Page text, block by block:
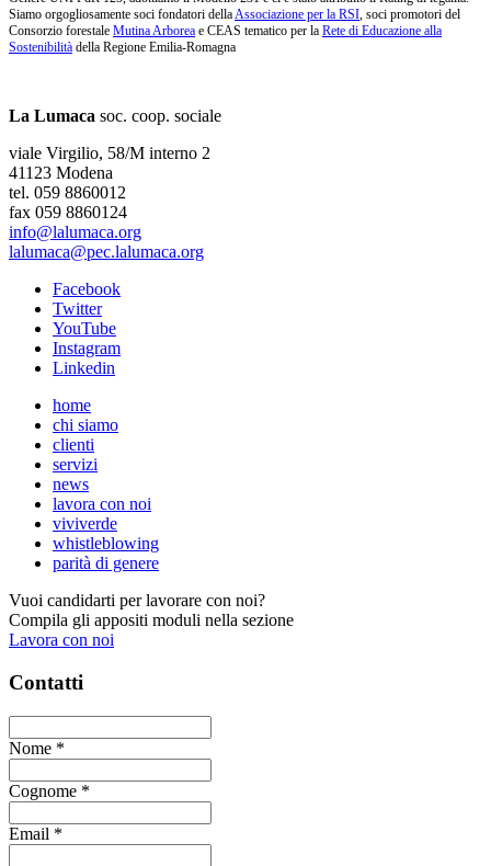
Siamo orgogliosamente soci fondatori dellaAssociazione per la RSI, soci promotori del
Consorzio forestale Mutina Arborea e CEAS tematico per la Rete di Educazione alla
Sostenibilità della Regione Emilia-Romagna
La Lumaca soc. coop. sociale
viale Virgilio, 58/M interno 2
41123 Modena
tel. 059 8860012
fax 059 8860124
info@lalumaca.org
lalumaca@pec.lalumaca.org
Facebook
Twitter
YouTube
Instagram
Linkedin
home
chi siamo
clienti
servizi
news
lavora con noi
viviverde
whistleblowing
parità di genere
Vuoi candidarti per lavorare con noi?
Compila gli appositi moduli nella sezione
Lavora con noi
Contatti
Nome *
Cognome *
Email *